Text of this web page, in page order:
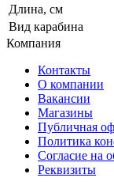
Длина, см
Вид карабина
Компания
Контакты
О компании
Вакансии
Магазины
Публичная
Политика
Согласие на
Реквизиты